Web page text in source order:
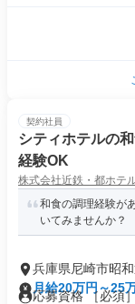
契約社員
シティホテルの
経験OK
株式会社近鉄・都ホテ
和食の調理経験が
いてみませんか？
兵庫県尼崎市昭和
月給20万円～25
応募資格 ［必須